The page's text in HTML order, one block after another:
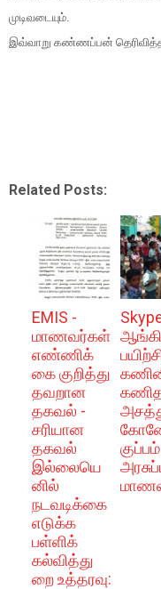
முடிவடையும்.
இவ்வாறு கண்ணப்பன்
Related Posts:
EMIS -
மாணவர்கள்
எண்ணிக்
கை குறித்து
தவறான
தகவல் -
சரியான
தகவல்
இல்லையெ
னில்
நடவடிக்கை
எடுக்க
பள்ளிக்
கல்வித்து
றை உத்தரவு:
குப்பம்